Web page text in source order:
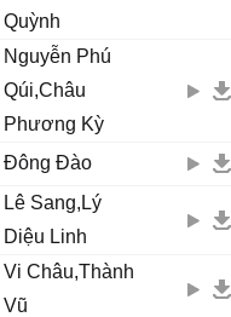
Quỳnh
Nguyễn Phú
Qúi,Châu
Phương Kỳ
Đông Đào
Lê Sang,Lý
Diệu Linh
Vi Châu,Thành
Vũ